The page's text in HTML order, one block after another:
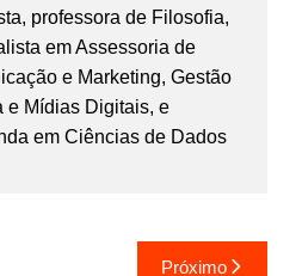
professora de Filosofia,
em Assessoria de
e Marketing, Gestão
e Mídias Digitais, e
em Ciências de Dados
Próximo